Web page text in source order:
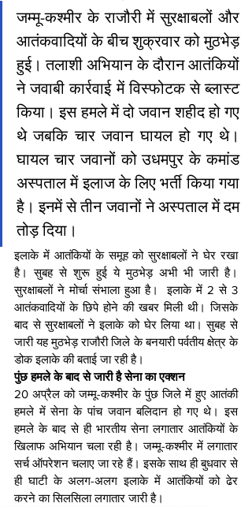
जम्मू-कश्मीर के राजौरी में सुरक्षाबलों और
आतंकवादियों के बीच शुक्रवार को मुठभेड़
हुई। तलाशी अभियान के दौरान आतंकियों
ने जवाबी कार्रवाई में विस्फोटक से ब्लास्ट
किया। इस हमले में दो जवान शहीद हो गए
थे जबकि चार जवान घायल हो गए थे।
घायल चार जवानों को उधमपुर के कमांड
अस्पताल में इलाज के लिए भर्ती किया गया
है। इनमें से तीन जवानों ने अस्पताल में दम
तोड़ दिया।
इलाके में आतंकियों के समूह को सुरक्षाबलों ने घेर रखा
है। सुबह से शुरू हुई ये मुठभेड़ अभी भी जारी है।
सुरक्षाबलों ने मोर्चा संभाला हुआ है।  इलाके में 2 से 3
आतंकवादियों के छिपे होने की खबर मिली थी। जिसके
बाद से सुरक्षाबलों ने इलाके को घेर लिया था। सुबह से
जारी यह मुठभेड़ राजौरी जिले के बनयारी पर्वतीय क्षेत्र के
डोक इलाके की बताई जा रही है।
पुंछ हमले के बाद से जारी है सेना का एक्शन
20 अप्रैल को जम्मू-कश्मीर के पुंछ जिले में हुए आतंकी
हमले में सेना के पांच जवान बलिदान हो गए थे। इस
हमले के बाद से ही भारतीय सेना लगातार आतंकियों के
खिलाफ अभियान चला रही है। जम्मू-कश्मीर में लगातार
सर्च ऑपरेशन चलाए जा रहे हैं। इसके साथ ही बुधवार से
ही घाटी के अलग-अलग इलाके में आतंकियों को ढेर
करने का सिलसिला लगातार जारी है।